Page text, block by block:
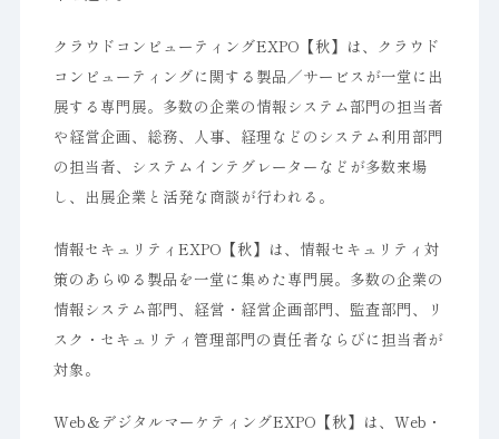
クラウドコンピューティングEXPO【秋】は、クラウド
コンピューティングに関する製品／サービスが一堂に出
展する専門展。多数の企業の情報システム部門の担当者
や経営企画、総務、人事、経理などのシステム利用部門
の担当者、システムインテグレーターなどが多数来場
し、出展企業と活発な商談が行われる。
情報セキュリティEXPO【秋】は、情報セキュリティ対
策のあらゆる製品を一堂に集めた専門展。多数の企業の
情報システム部門、経営・経営企画部門、監査部門、リ
スク・セキュリティ管理部門の責任者ならびに担当者が
対象。
Web＆デジタルマーケティングEXPO【秋】は、Web・